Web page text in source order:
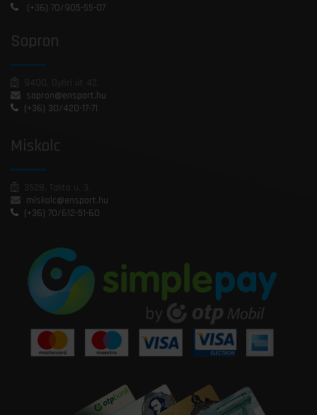
(+36) 70/905-55-07
Sopron
9400, Győri út 42.
sopron@ensport.hu
(+36) 30/420-17-71
Miskolc
3528, Takta u. 3.
miskolc@ensport.hu
(+36) 70/612-51-60